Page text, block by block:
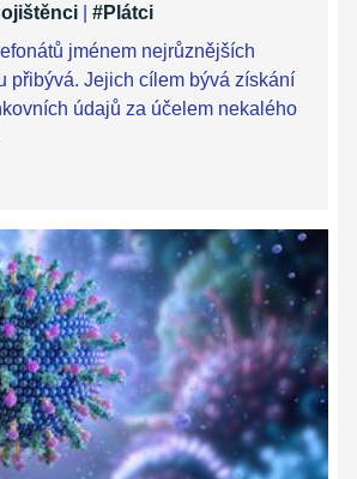
#Plátci
jménem nejrůznějších
přibývá. Jejich cílem bývá získání
údajů za účelem nekalého